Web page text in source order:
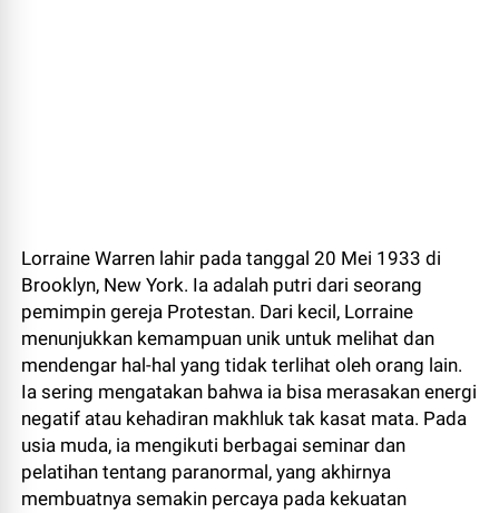
Lorraine Warren lahir pada tanggal 20 Mei 1933 di
Brooklyn, New York. Ia adalah putri dari seorang
pemimpin gereja Protestan. Dari kecil, Lorraine
menunjukkan kemampuan unik untuk melihat dan
mendengar hal-hal yang tidak terlihat oleh orang lain.
Ia sering mengatakan bahwa ia bisa merasakan energi
negatif atau kehadiran makhluk tak kasat mata. Pada
usia muda, ia mengikuti berbagai seminar dan
pelatihan tentang paranormal, yang akhirnya
membuatnya semakin percaya pada kekuatan